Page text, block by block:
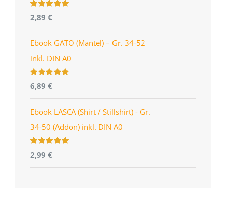
Bewertet
mit 4.96
5
2,89 €
Ebook GATO (Mantel) – Gr. 34-52
inkl. DIN A0
Bewertet
mit 5.00
5
6,89 €
Ebook LASCA (Shirt / Stillshirt) - Gr.
34-50 (Addon) inkl. DIN A0
Bewertet
mit 5.00
5
2,99 €